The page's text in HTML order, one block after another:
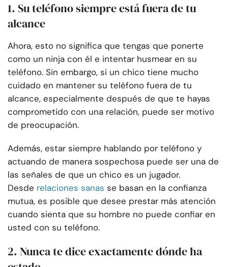
1. Su teléfono siempre está fuera de tu
alcance
Ahora, esto no significa que tengas que ponerte
como un ninja con él e intentar husmear en su
teléfono. Sin embargo, si un chico tiene mucho
cuidado en mantener su teléfono fuera de tu
alcance, especialmente después de que te hayas
comprometido con una relación, puede ser motivo
de preocupación.
Además, estar siempre hablando por teléfono y
actuando de manera sospechosa puede ser una de
las señales de que un chico es un jugador.
Desde relaciones sanas se basan en la confianza
mutua, es posible que desee prestar más atención
cuando sienta que su hombre no puede confiar en
usted con su teléfono.
2. Nunca te dice exactamente dónde ha